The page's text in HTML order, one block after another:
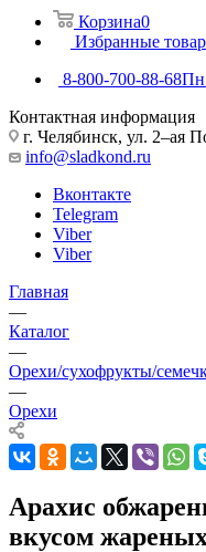
Корзина0
Избранные
8-800-700-88-68
Контактная информация
г. Челябинск, ул. 2–ая
info@sladkond.ru
Вконтакте
Telegram
Viber
Viber
Главная
—
Каталог
—
Орехи/сухофрукты/
—
Орехи
Арахис
вкусом